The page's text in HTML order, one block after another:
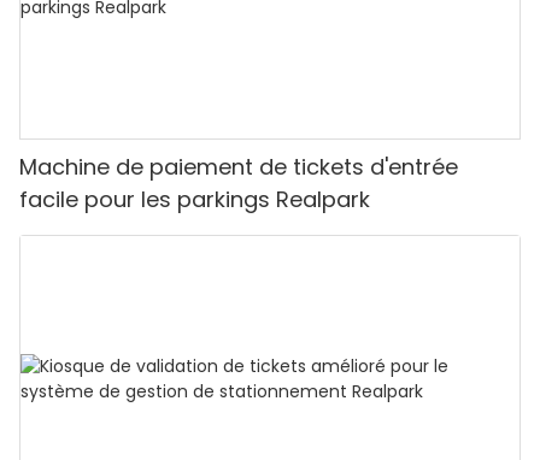
Machine de paiement de tickets d'entrée
facile pour les parkings Realpark